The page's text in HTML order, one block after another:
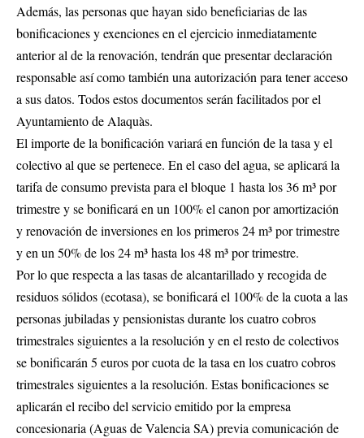
Además, las personas que hayan sido beneficiarias de las
bonificaciones y exenciones en el ejercicio inmediatamente
anterior al de la renovación, tendrán que presentar declaración
responsable así como también una autorización para tener acceso
a sus datos. Todos estos documentos serán facilitados por el
Ayuntamiento de Alaquàs.
El importe de la bonificación variará en función de la tasa y el
colectivo al que se pertenece. En el caso del agua, se aplicará la
tarifa de consumo prevista para el bloque 1 hasta los 36 m³ por
trimestre y se bonificará en un 100% el canon por amortización
y renovación de inversiones en los primeros 24 m³ por trimestre
y en un 50% de los 24 m³ hasta los 48 m³ por trimestre.
Por lo que respecta a las tasas de alcantarillado y recogida de
residuos sólidos (ecotasa), se bonificará el 100% de la cuota a las
personas jubiladas y pensionistas durante los cuatro cobros
trimestrales siguientes a la resolución y en el resto de colectivos
se bonificarán 5 euros por cuota de la tasa en los cuatro cobros
trimestrales siguientes a la resolución. Estas bonificaciones se
aplicarán el recibo del servicio emitido por la empresa
concesionaria (Aguas de Valencia SA) previa comunicación de